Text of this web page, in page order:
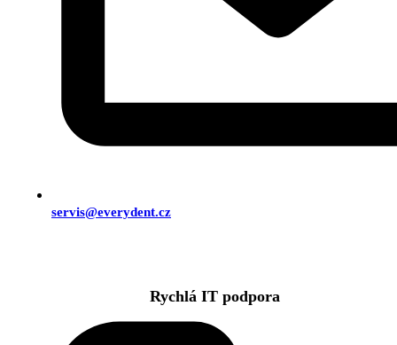
servis@everydent.cz
Rychlá IT podpora